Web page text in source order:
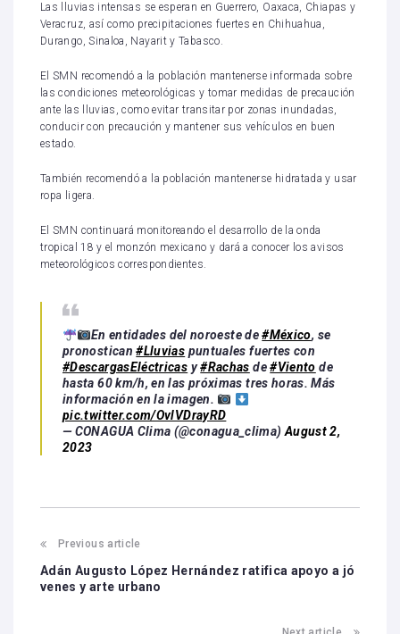
Las lluvias intensas se esperan en Guerrero, Oaxaca, Chiapas y
Veracruz, así como precipitaciones fuertes en Chihuahua,
Durango, Sinaloa, Nayarit y Tabasco.
El SMN recomendó a la población mantenerse informada sobre
las condiciones meteorológicas y tomar medidas de precaución
ante las lluvias, como evitar transitar por zonas inundadas,
conducir con precaución y mantener sus vehículos en buen
estado.
También recomendó a la población mantenerse hidratada y usar
ropa ligera.
El SMN continuará monitoreando el desarrollo de la onda
tropical 18 y el monzón mexicano y dará a conocer los avisos
meteorológicos correspondientes.
En entidades del noroeste de#México, se
pronostican#Lluvias puntuales fuertes con
#DescargasEléctricas y#Rachas de#Viento de
hasta 60 km/h, en las próximas tres horas. Más
información en la imagen.
pic.twitter.com/OvlVDrayRD
— CONAGUA Clima (@conagua_clima)August 2,
2023
Previous article
Adán Augusto López Hernández ratifica apoyo a jó
venes y arte urbano